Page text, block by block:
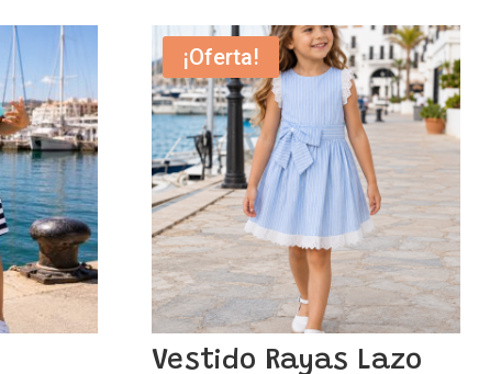
¡Oferta!
Vestido Rayas Lazo